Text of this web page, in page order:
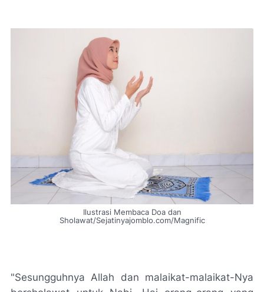
Ilustrasi Membaca Doa dan
Sholawat/Sejatinyajomblo.com/Magnific
"Sesungguhnya Allah dan malaikat-malaikat-Nya